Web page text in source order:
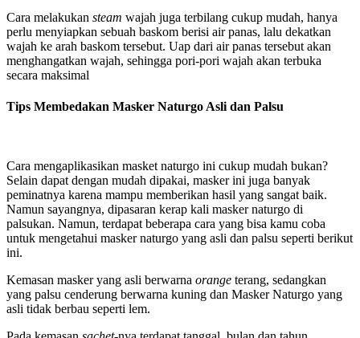
Cara melakukan steam wajah juga terbilang cukup mudah, hanya
perlu menyiapkan sebuah baskom berisi air panas, lalu dekatkan
wajah ke arah baskom tersebut. Uap dari air panas tersebut akan
menghangatkan wajah, sehingga pori-pori wajah akan terbuka
secara maksimal
Tips Membedakan Masker Naturgo Asli dan Palsu
Cara mengaplikasikan masket naturgo ini cukup mudah bukan?
Selain dapat dengan mudah dipakai, masker ini juga banyak
peminatnya karena mampu memberikan hasil yang sangat baik.
Namun sayangnya, dipasaran kerap kali masker naturgo di
palsukan. Namun, terdapat beberapa cara yang bisa kamu coba
untuk mengetahui masker naturgo yang asli dan palsu seperti berikut
ini.
Kemasan masker yang asli berwarna orange terang, sedangkan
yang palsu cenderung berwarna kuning dan Masker Naturgo yang
asli tidak berbau seperti lem.